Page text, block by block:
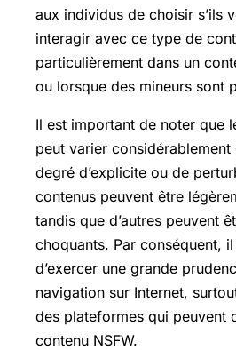
aux individus de choisir s’ils
interagir avec ce type de
particulièrement dans un
ou lorsque des mineurs sont
Il est important de noter que
peut varier considérablement
degré d’explicite ou de
contenus peuvent être
tandis que d’autres peuvent
choquants. Par conséquent,
d’exercer une grande
navigation sur Internet,
des plateformes qui peuvent
contenu NSFW.